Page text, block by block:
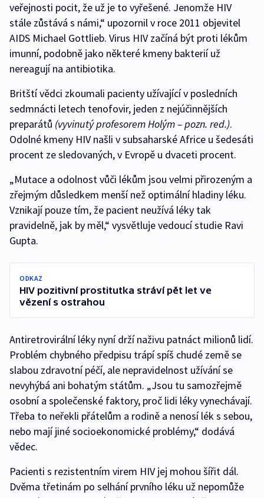
veřejnosti pocit, že už je to vyřešené. Jenomže HIV
stále zůstává s námi,“ upozornil v roce 2011 objevitel
AIDS Michael Gottlieb. Virus HIV začíná být proti lékům
imunní, podobně jako některé kmeny bakterií už
nereagují na antibiotika.
Britští vědci zkoumali pacienty užívající v posledních
sedmnácti letech tenofovir, jeden z nejúčinnějších
preparátů (vyvinutý profesorem Holým – pozn. red.).
Odolné kmeny HIV našli v subsaharské Africe u šedesáti
procent ze sledovaných, v Evropě u dvaceti procent.
„Mutace a odolnost vůči lékům jsou velmi přirozeným a
zřejmým důsledkem menší než optimální hladiny léku.
Vznikají pouze tím, že pacient neužívá léky tak
pravidelně, jak by měl,“ vysvětluje vedoucí studie Ravi
Gupta.
ODKAZ
HIV pozitivní prostitutka stráví pět let ve
vězení s ostrahou
Antiretrovirální léky nyní drží naživu patnáct milionů lidí.
Problém chybného předpisu trápí spíš chudé země se
slabou zdravotní péčí, ale nepravidelnost užívání se
nevyhýbá ani bohatým státům. „Jsou tu samozřejmě
osobní a společenské faktory, proč lidi léky vynechávají.
Třeba to neřekli přátelům a rodině a nenosí lék s sebou,
nebo mají jiné socioekonomické problémy,“ dodává
vědec.
Pacienti s rezistentním virem HIV jej mohou šířit dál.
Dvěma třetinám po selhání prvního léku už nepomůže